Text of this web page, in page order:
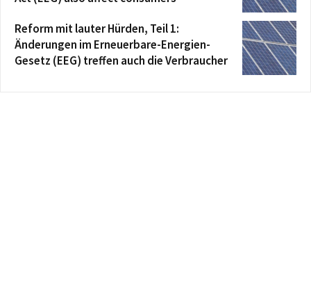
Reform mit lauter Hürden, Teil 1:
Änderungen im Erneuerbare-Energien-
Gesetz (EEG) treffen auch die Verbraucher